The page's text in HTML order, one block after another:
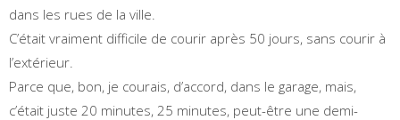
dans les rues de la ville.
C’était vraiment difficile de courir après 50 jours, sans courir à
l’extérieur.
Parce que, bon, je courais, d’accord, dans le garage, mais,
c’était juste 20 minutes, 25 minutes, peut-être une demi-